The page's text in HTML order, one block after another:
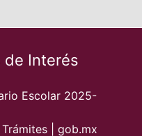
de Interés
Escolar 2025-
Trámites | gob.mx